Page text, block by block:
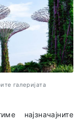
галеријата
најзначајните